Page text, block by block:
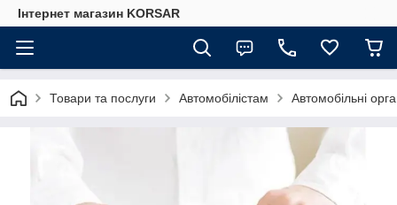
Iнтернет магазин KORSAR
Товари та послуги Автомобілістам Автомобільні